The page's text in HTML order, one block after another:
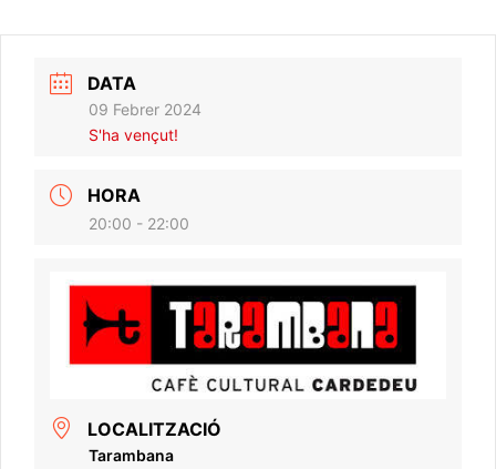
DATA
09 Febrer 2024
S'ha vençut!
HORA
20:00 - 22:00
LOCALITZACIÓ
Tarambana